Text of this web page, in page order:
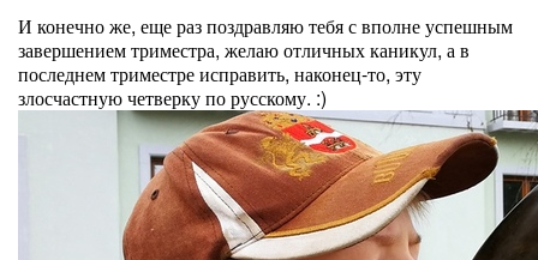
И конечно же, еще раз поздравляю тебя с вполне успешным
завершением триместра, желаю отличных каникул, а в
последнем триместре исправить, наконец-то, эту
злосчастную четверку по русскому. :)